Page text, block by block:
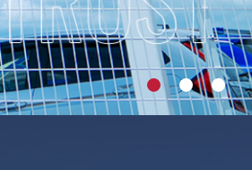
株式会社群馬ＮＴＮの株式取得（子会社化）に